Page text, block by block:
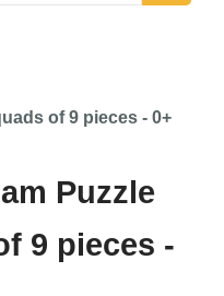
of 9 pieces - 0+
Puzzle
9 pieces -